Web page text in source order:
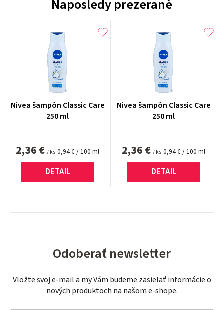
Naposledy prezerané
Nivea šampón Classic Care
250 ml
2,36 € / ks Jednotková
cena:
0,94 € / 100 ml
DETAIL
Nivea šampón Classic Care
250 ml
2,36 € / ks Jednotková
cena:
0,94 € / 100 ml
DETAIL
Odoberať newsletter
Vložte svoj e-mail a my Vám budeme zasielať informácie o
nových produktoch na našom e-shope.